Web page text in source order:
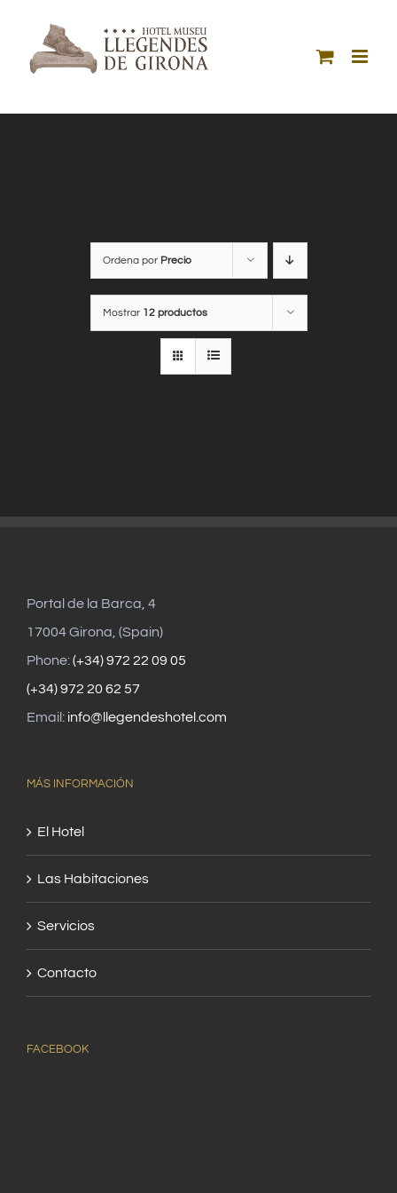
contenido
Ordena por Precio
Mostrar 12 productos
Portal de la Barca, 4
17004 Girona, (Spain)
Phone:(+34) 972 22 09 05
(+34) 972 20 62 57
Email: info@llegendeshotel.com
MÁS INFORMACIÓN
El Hotel
Las Habitaciones
Servicios
Contacto
FACEBOOK